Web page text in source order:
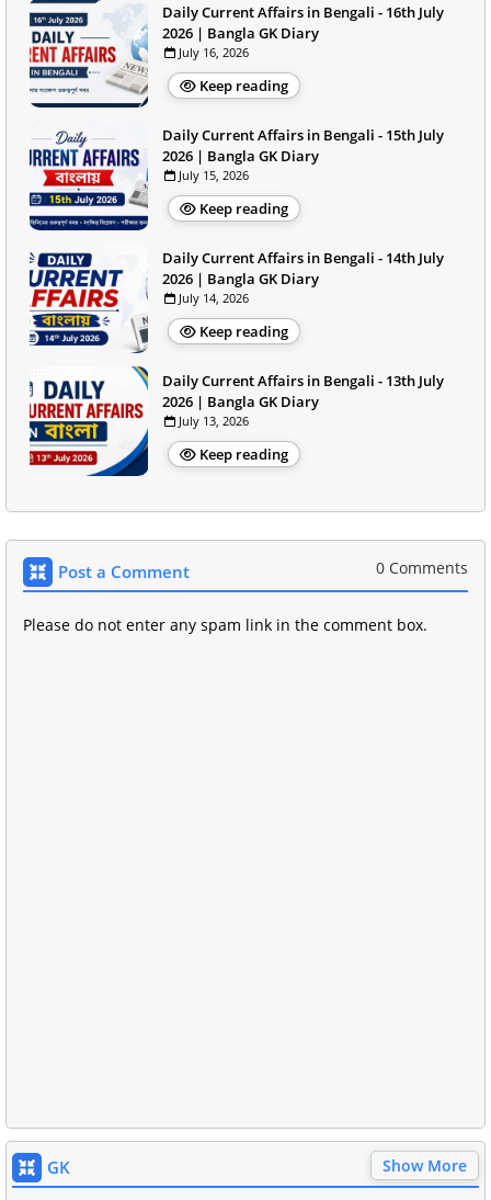
Daily Current Affairs in Bengali - 16th July
2026 | Bangla GK Diary
July 16, 2026
Keep reading
Daily Current Affairs in Bengali - 15th July
2026 | Bangla GK Diary
July 15, 2026
Keep reading
Daily Current Affairs in Bengali - 14th July
2026 | Bangla GK Diary
July 14, 2026
Keep reading
Daily Current Affairs in Bengali - 13th July
2026 | Bangla GK Diary
July 13, 2026
Keep reading
Post a Comment 0 Comments
Please do not enter any spam link in the comment box.
GK Show More